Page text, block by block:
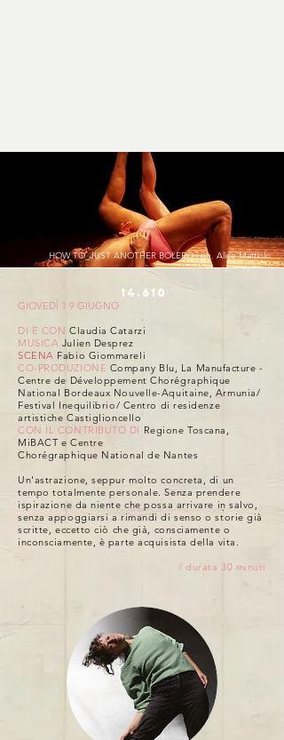
HOW TO_JUST ANOTHER BOLERO | ph. Alice Mattiolo
14.610
GIOVEDÌ 1 9 GIUGNO
DI E CON Claudia Catarzi
MUSICA Julien Desprez
SCENA Fabio Giommareli
CO-PRODUZIONE Company Blu, La Manufacture -
Centre de Développement Chorégraphique
National Bordeaux Nouvelle-Aquitaine, Armunia/
Festival Inequilibrio/ Centro di residenze
artistiche Castiglioncello
CON IL CONTRIBUTO DI Regione Toscana,
MiBACT e Centre
Chorégraphique National de Nantes
Un'astrazione, seppur molto concreta, di un
tempo totalmente personale. Senza prendere
ispirazione da niente che possa arrivare in salvo,
senza appoggiarsi a rimandi di senso o storie già
scritte, eccetto ciò che già, consciamente o
inconsciamente, è parte acquisista della vita.
/ durata 30 minuti